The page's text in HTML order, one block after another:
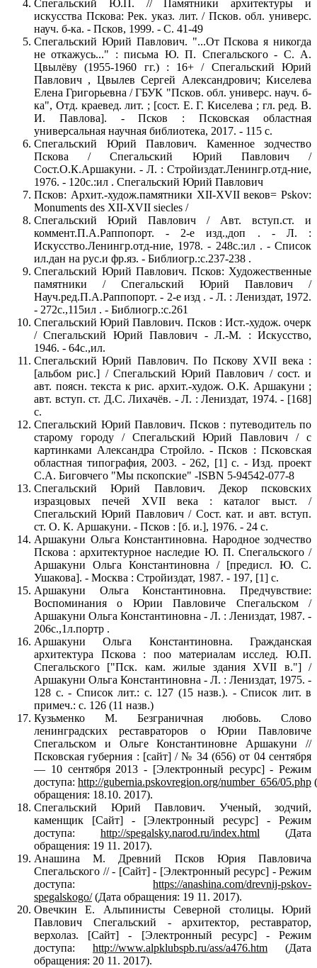
Спегальский Ю.П. // Памятники архитектуры и
искусства Пскова: Рек. указ. лит. / Псков. обл. универс.
науч. б-ка. - Псков, 1999. - С. 41-49
Спегальский Юрий Павлович. "...От Пскова я никогда
не откажусь..." : письма Ю. П. Спегальского - С. А.
Цвылёву (1955-1960 гг.) : 16+ / Спегальский Юрий
Павлович , Цвылев Сергей Александрович; Киселева
Елена Григорьевна / ГБУК "Псков. обл. универс. науч. б-
ка", Отд. краевед. лит. ; [сост. Е. Г. Киселева ; гл. ред. В.
И. Павлова]. - Псков : Псковская областная
универсальная научная библиотека, 2017. - 115 с.
Спегальский Юрий Павлович. Каменное зодчество
Пскова / Спегальский Юрий Павлович /
Сост.О.К.Аршакуни. - Л. : Стройиздат.Ленингр.отд-ние,
1976. - 120c.:ил . Спегальский Юрий Павлович
Псков: Архит.-худож.памятники XII-XVII веков= Pskov:
Monuments des XII-XVII siecles /
Спегальский Юрий Павлович / Авт. вступ.ст. и
коммент.П.А.Раппопорт. - 2-е изд.,доп . - Л. :
Искусство.Ленингр.отд-ние, 1978. - 248c.:ил . - Список
ил.дан на рус.и фр.яз. - Библиогр.:c.237-238 .
Спегальский Юрий Павлович. Псков: Художественные
памятники / Спегальский Юрий Павлович /
Науч.ред.П.А.Раппопорт. - 2-е изд . - Л. : Лениздат, 1972.
- 272c.,115ил . - Библиогр.:c.261
Спегальский Юрий Павлович. Псков : Ист.-худож. очерк
/ Спегальский Юрий Павлович - Л.-М. : Искусство,
1946. - 64с.,ил.
Спегальский Юрий Павлович. По Пскову XVII века :
[альбом рис.] / Спегальский Юрий Павлович / сост. и
авт. поясн. текста к рис. архит.-худож. О.К. Аршакуни ;
авт. вступ. ст. Д.С. Лихачёв. - Л. : Лениздат, 1974. - [168]
с.
Спегальский Юрий Павлович. Псков : путеводитель по
старому городу / Спегальский Юрий Павлович / с
картинками Александра Стройло. - Псков : Псковская
областная типография, 2003. - 262, [1] с. - Изд. проект
С.А. Биговчего "Мы пскопские" -ISBN 5-94542-077-8
Спегальский Юрий Павлович. Декор псковских
изразцовых печей XVII века : каталог выст. /
Спегальский Юрий Павлович / Сост. кат. и авт. вступ.
ст. О. К. Аршакуни. - Псков : [б. и.], 1976. - 24 с.
Аршакуни Ольга Константиновна. Народное зодчество
Пскова : архитектурное наследие Ю. П. Спегальского /
Аршакуни Ольга Константиновна / [предисл. Ю. С.
Ушакова]. - Москва : Стройиздат, 1987. - 197, [1] с.
Аршакуни Ольга Константиновна. Предчувствие:
Воспоминания о Юрии Павловиче Спегальском /
Аршакуни Ольга Константиновна - Л. : Лениздат, 1987. -
206с.,1л.портр .
Аршакуни Ольга Константиновна. Гражданская
архитектура Пскова : поо материалам исслед. Ю.П.
Спегальского ["Пск. кам. жилые здания ХVII в."] /
Аршакуни Ольга Константиновна - Л. : Лениздат, 1975. -
128 с. - Список лит.: с. 127 (15 назв.). - Список лит. в
примеч.: с. 126 (11 назв.)
Кузьменко М. Безграничная любовь. Слово
ленинградских реставраторов о Юрии Павловиче
Спегальском и Ольге Константиновне Аршакуни //
Псковская губерния : [сайт] / № 34 (656) от 04 сентября
— 10 сентября 2013 - [Электронный ресурс] - Режим
доступа: http://gubernia.pskovregion.org/number_656/05.php
обращения: 18.10. 2017).
Спегальский Юрий Павлович. Ученый, зодчий,
каменщик [Сайт] - [Электронный ресурс] - Режим
доступа: http://spegalsky.narod.ru/index.html (Дата
обращения: 19 11. 2017).
Анашина М. Древний Псков Юрия Павловича
Спегальского // - [Сайт] - [Электронный ресурс] - Режим
доступа: https://anashina.com/drevnij-pskov-
spegalskogo/(Дата обращения: 19 11. 2017).
Овечкин Е. Альпинисты Северной столицы. Юрий
Павлович Спегальский - архитектор, реставратор,
верхолаз. [Сайт] - [Электронный ресурс] - Режим
доступа: http://www.alpklubspb.ru/ass/a476.htm (Дата
обращения: 20 11. 2017).